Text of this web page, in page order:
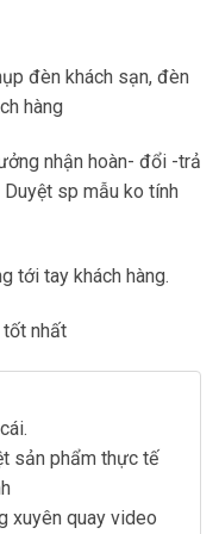
đèn khách sạn, đèn
hàng
nhận hoàn- đổi -trả
sp mẫu ko tính
tới tay khách hàng.
tốt nhất
sản phẩm thực tế
xuyên quay video